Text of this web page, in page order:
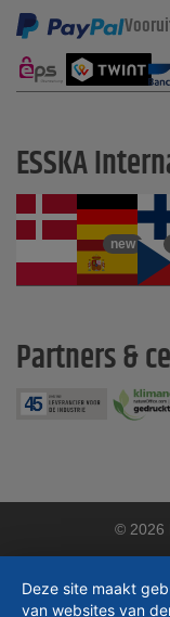
ESSKA
new
Partners &
© 2026
Deze site maakt
van websites van